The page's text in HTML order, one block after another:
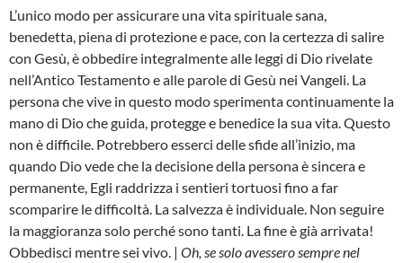
L’unico modo per assicurare una vita spirituale sana,
benedetta, piena di protezione e pace, con la certezza di salire
con Gesù, è obbedire integralmente alle leggi di Dio rivelate
nell’Antico Testamento e alle parole di Gesù nei Vangeli. La
persona che vive in questo modo sperimenta continuamente la
mano di Dio che guida, protegge e benedice la sua vita. Questo
non è difficile. Potrebbero esserci delle sfide all’inizio, ma
quando Dio vede che la decisione della persona è sincera e
permanente, Egli raddrizza i sentieri tortuosi fino a far
scomparire le difficoltà. La salvezza è individuale. Non seguire
la maggioranza solo perché sono tanti. La fine è già arrivata!
Obbedisci mentre sei vivo. | Oh, se solo avessero sempre nel